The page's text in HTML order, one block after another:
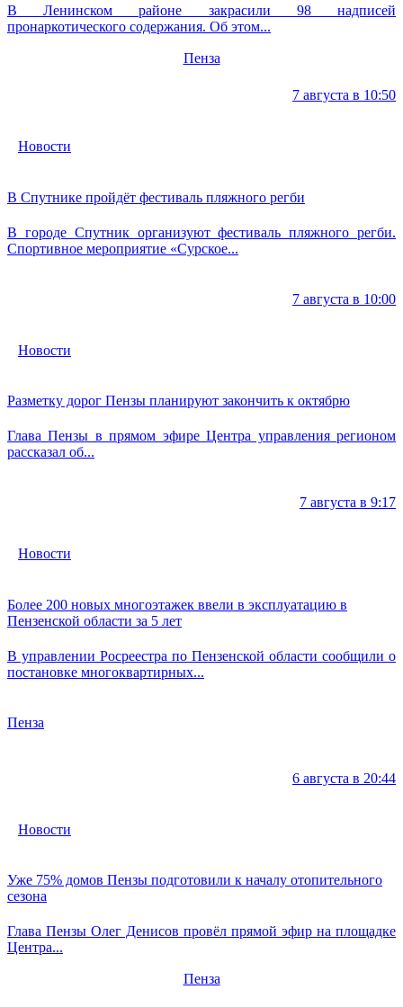
В Ленинском районе закрасили 98 надписей
пронаркотического содержания. Об этом...
Пенза
7 августа в 10:50
Новости
В Спутнике пройдёт фестиваль пляжного регби
В городе Спутник организуют фестиваль пляжного регби.
Спортивное мероприятие «Сурское...
7 августа в 10:00
Новости
Разметку дорог Пензы планируют закончить к октябрю
Глава Пензы в прямом эфире Центра управления регионом
рассказал об...
7 августа в 9:17
Новости
Более 200 новых многоэтажек ввели в эксплуатацию в
Пензенской области за 5 лет
В управлении Росреестра по Пензенской области сообщили о
постановке многоквартирных...
Пенза
6 августа в 20:44
Новости
Уже 75% домов Пензы подготовили к началу отопительного
сезона
Глава Пензы Олег Денисов провёл прямой эфир на площадке
Центра...
Пенза